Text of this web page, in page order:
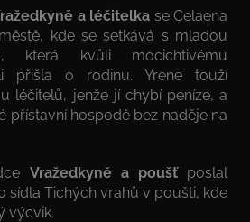
a léčitelka se Celaena
kde se setkává s mladou
která kvůli mocichtivému
přišla o rodinu. Yrene touží
léčitelů, jenže jí chybí peníze, a
přístavní hospodě bez naděje na
Vražedkyně a poušťposlal
sídla Tichých vrahů v poušti, kde
výcvik.